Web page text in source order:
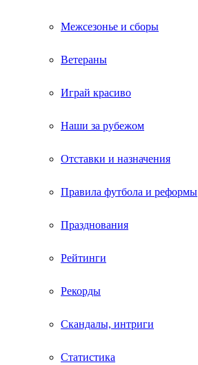
Межсезонье и сборы
Ветераны
Играй красиво
Наши за рубежом
Отставки и назначения
Правила футбола и реформы
Празднования
Рейтинги
Рекорды
Скандалы, интриги
Статистика